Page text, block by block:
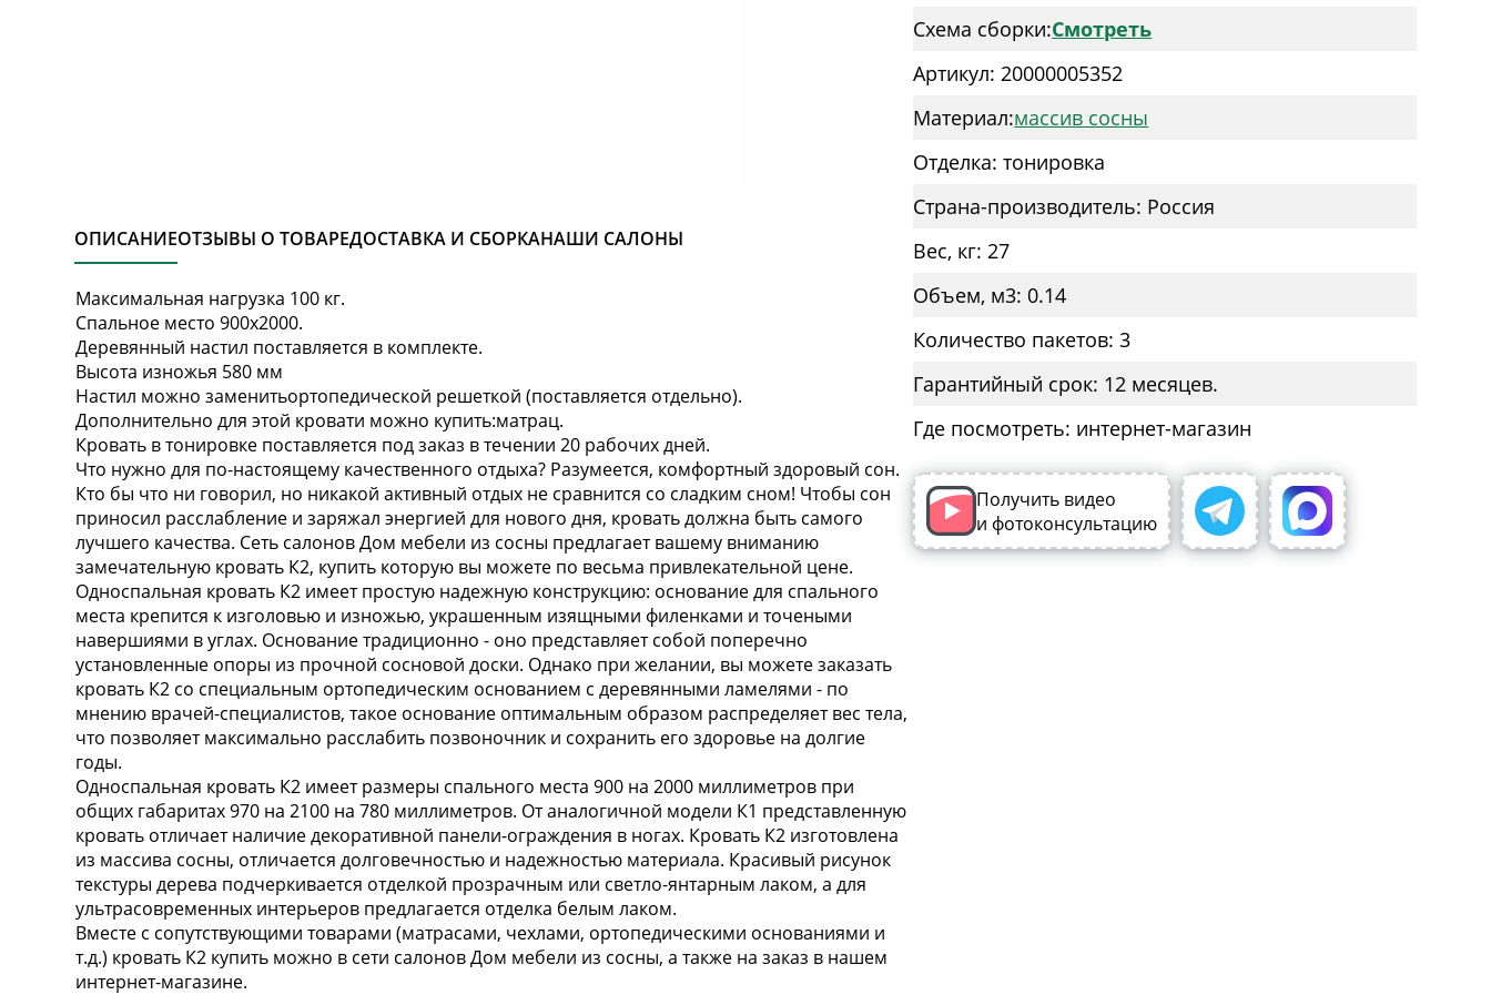
ОПИСАНИЕОТЗЫВЫ О ТОВАРЕДОСТАВКА И СБОРКАНАШИ САЛОНЫ
Максимальная нагрузка 100 кг.
Спальное место 900х2000.
Деревянный настил поставляется в комплекте.
Высота изножья 580 мм
Настил можно заменитьортопедической решеткой (поставляется отдельно).
Дополнительно для этой кровати можно купить:матрац.
Кровать в тонировке поставляется под заказ в течении 20 рабочих дней.
Что нужно для по-настоящему качественного отдыха? Разумеется, комфортный здоровый сон.
Кто бы что ни говорил, но никакой активный отдых не сравнится со сладким сном! Чтобы сон
приносил расслабление и заряжал энергией для нового дня, кровать должна быть самого
лучшего качества. Сеть салонов Дом мебели из сосны предлагает вашему вниманию
замечательную кровать К2, купить которую вы можете по весьма привлекательной цене.
Односпальная кровать К2 имеет простую надежную конструкцию: основание для спального
места крепится к изголовью и изножью, украшенным изящными филенками и точеными
навершиями в углах. Основание традиционно - оно представляет собой поперечно
установленные опоры из прочной сосновой доски. Однако при желании, вы можете заказать
кровать К2 со специальным ортопедическим основанием с деревянными ламелями - по
мнению врачей-специалистов, такое основание оптимальным образом распределяет вес тела,
что позволяет максимально расслабить позвоночник и сохранить его здоровье на долгие
годы.
Односпальная кровать К2 имеет размеры спального места 900 на 2000 миллиметров при
общих габаритах 970 на 2100 на 780 миллиметров. От аналогичной модели К1 представленную
кровать отличает наличие декоративной панели-ограждения в ногах. Кровать К2 изготовлена
из массива сосны, отличается долговечностью и надежностью материала. Красивый рисунок
текстуры дерева подчеркивается отделкой прозрачным или светло-янтарным лаком, а для
ультрасовременных интерьеров предлагается отделка белым лаком.
Вместе с сопутствующими товарами (матрасами, чехлами, ортопедическими основаниями и
т.д.) кровать К2 купить можно в сети салонов Дом мебели из сосны, а также на заказ в нашем
интернет-магазине.
Схема сборки:Смотреть
Артикул: 20000005352
Материал:массив сосны
Отделка: тонировка
Страна-производитель: Россия
Вес, кг: 27
Объем, м3: 0.14
Количество пакетов: 3
Гарантийный срок: 12 месяцев.
Где посмотреть: интернет-магазин
Получить видео
и фотоконсультацию